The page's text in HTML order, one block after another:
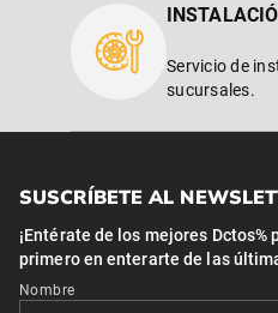
Servicio de
sucursales.
SUSCRÍBETE AL
¡Entérate de los mejores
primero en enterarte de las
Nombre